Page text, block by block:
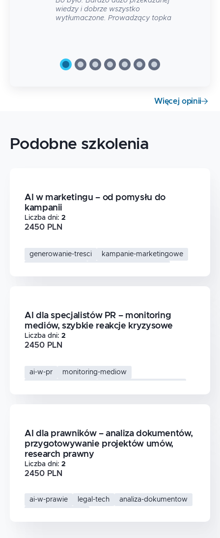
wiedzy i dobrze wszystko
wytłumaczone. Prowadzący topka
Więcej opinii
Podobne szkolenia
AI w marketingu – od pomysłu do
kampanii
Liczba dni: 2
2450 PLN
generowanie-tresci
kampanie-marketingowe
AI dla specjalistów PR – monitoring
mediów, szybkie reakcje kryzysowe
Liczba dni: 2
2450 PLN
ai-w-pr
monitoring-mediow
AI dla prawników – analiza dokumentów,
przygotowywanie projektów umów,
research prawny
Liczba dni: 2
2450 PLN
ai-w-prawie legal-tech
analiza-dokumentow